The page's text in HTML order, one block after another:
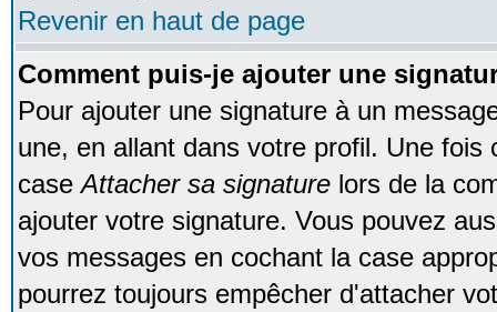
Revenir en haut de page
Comment puis-je ajouter une
Pour ajouter une signature à un
une, en allant dans votre profil. Une fois
caseAttacher sa signature lors de la
ajouter votre signature. Vous pouvez
vos messages en cochant la case
pourrez toujours empêcher d'attacher